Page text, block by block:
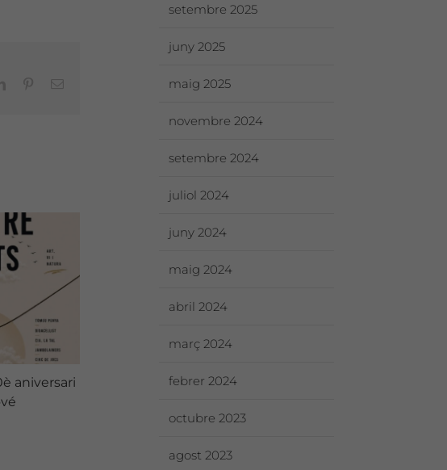
aniversari
12 d’agost de 2026. Eclipse
localització excepcional
setembre 2025
juny 2025
maig 2025
novembre 2024
setembre 2024
juliol 2024
juny 2024
maig 2024
abril 2024
març 2024
febrer 2024
octubre 2023
agost 2023